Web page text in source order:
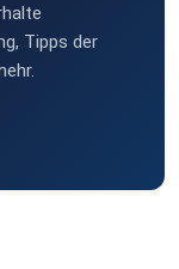
Tipps der